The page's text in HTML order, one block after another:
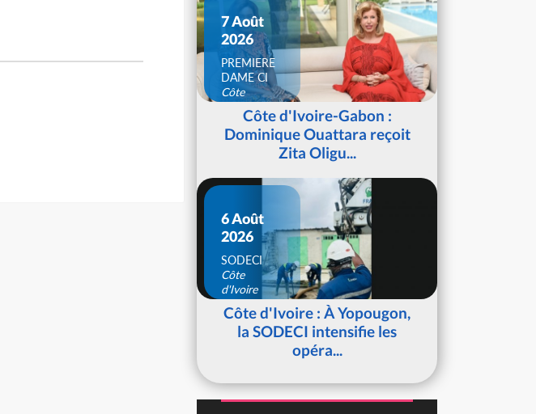
7 Août
2026
PREMIERE
DAME CI
Côte
d'IvoireCôte d'Ivoire-Gabon :
Dominique Ouattara reçoit
Zita Oligu...
6 Août
2026
SODECI
Côte
d'Ivoire
Côte d'Ivoire : À Yopougon,
la SODECI intensifie les
opéra...